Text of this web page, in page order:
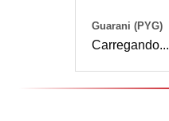
Guarani (PYG)
Carregando...